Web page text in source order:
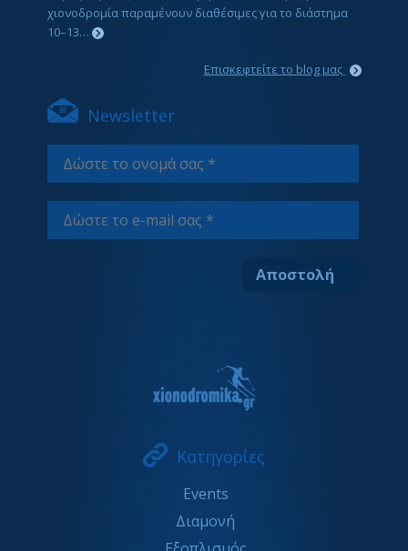
χιονοδρομία παραμένουν διαθέσιμες για το διάστημα
10–13…
Επισκεφτείτε το blog μας
Newsletter
Κατηγορίες
Events
Διαμονή